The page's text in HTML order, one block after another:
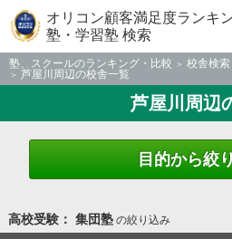
オリコン顧客満足度ランキ
塾・学習塾 検索
塾、スクールのランキング・比較 校舎検索
芦屋川周辺の校舎一覧
芦屋川周辺
目的から絞
高校受験： 集団塾の絞り込み